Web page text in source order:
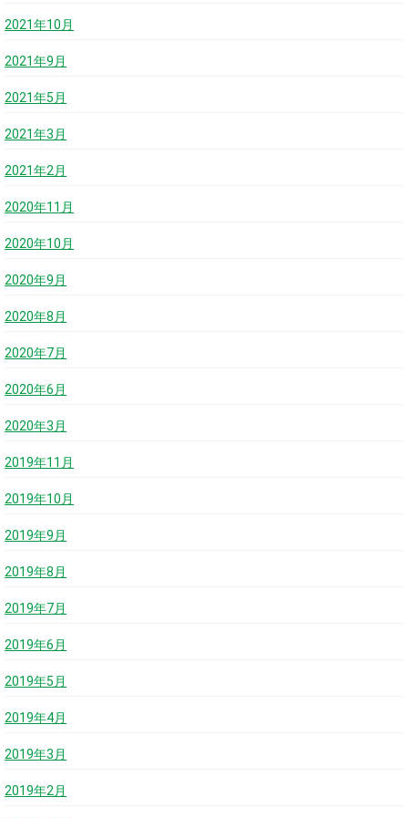
2021年10月
2021年9月
2021年5月
2021年3月
2021年2月
2020年11月
2020年10月
2020年9月
2020年8月
2020年7月
2020年6月
2020年3月
2019年11月
2019年10月
2019年9月
2019年8月
2019年7月
2019年6月
2019年5月
2019年4月
2019年3月
2019年2月